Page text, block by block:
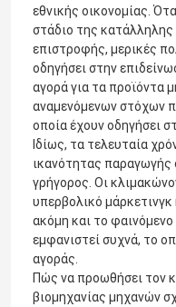
εθνικής οικονομίας.
στάδιο της κατάλληλης
επιστροφής, μερικές
οδηγήσει στην
αγορά για τα προϊόντα
αναμενόμενων στόχων
οποία έχουν οδηγήσει
Ιδίως, τα τελευταία
ικανότητας παραγωγής
γρήγορος. Οι
υπερβολικό
ακόμη και το φαινόμενο
εμφανιστεί συχνά, το
αγοράς.
Πώς να προωθήσει τον
βιομηχανίας μηχανών